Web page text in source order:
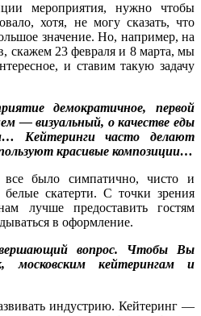
мероприятия, нужно чтобы
хотя, не могу сказать, что
значение. Но, например, на
скажем 23 февраля и 8 марта, мы
и ставим такую задачу
демократичное, первой
— визуальный, о качестве еды
Кейтеринги часто делают
красивые композиции…
все было симпатично, чисто и
скатерти. С точки зрения
лучше предоставить гостям
в оформление.
вопрос. Чтобы Вы
московским кейтерингам и
индустрию. Кейтеринг —